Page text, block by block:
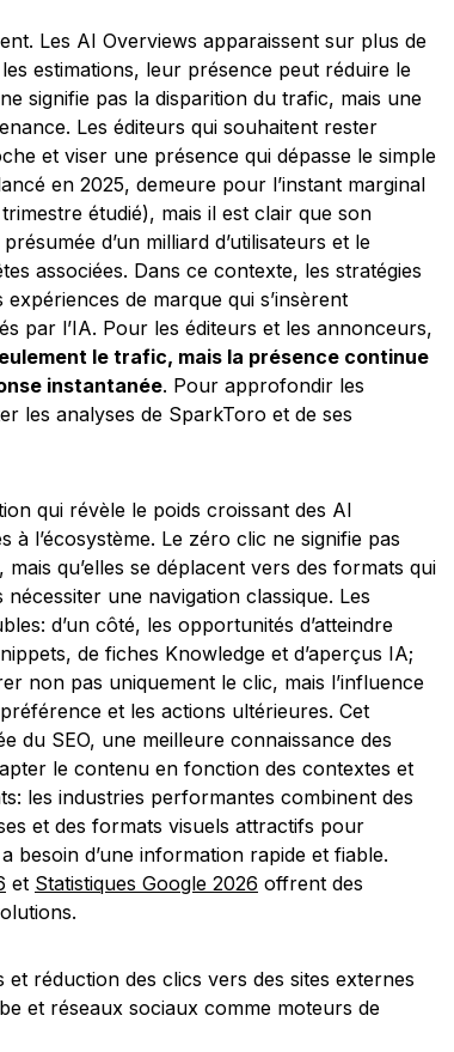
Les AI Overviews apparaissent sur plus de
estimations, leur présence peut réduire le
signifie pas la disparition du trafic, mais une
Les éditeurs qui souhaitent rester
et viser une présence qui dépasse le simple
en 2025, demeure pour l’instant marginal
étudié), mais il est clair que son
d’un milliard d’utilisateurs et le
associées. Dans ce contexte, les stratégies
de marque qui s’insèrent
par l’IA. Pour les éditeurs et les annonceurs,
le trafic, mais la présence continue
instantanée. Pour approfondir les
les analyses de SparkToro et de ses
qui révèle le poids croissant des AI
l’écosystème. Le zéro clic ne signifie pas
qu’elles se déplacent vers des formats qui
une navigation classique. Les
d’un côté, les opportunités d’atteindre
de fiches Knowledge et d’aperçus IA;
non pas uniquement le clic, mais l’influence
et les actions ultérieures. Cet
du SEO, une meilleure connaissance des
le contenu en fonction des contextes et
les industries performantes combinent des
et des formats visuels attractifs pour
besoin d’une information rapide et fiable.
et Statistiques Google 2026 offrent des
réduction des clics vers des sites externes
et réseaux sociaux comme moteurs de